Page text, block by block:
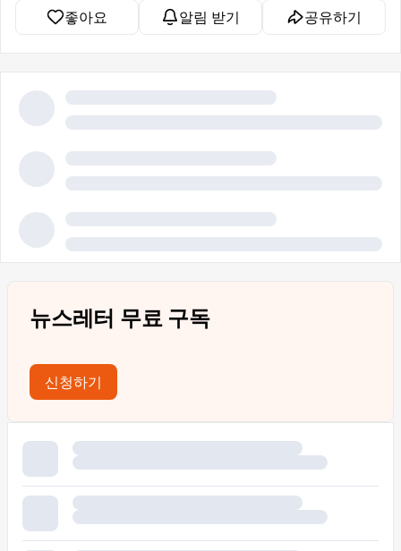
좋아요 알림 받기 공유하기
뉴스레터 무료 구독
신청하기